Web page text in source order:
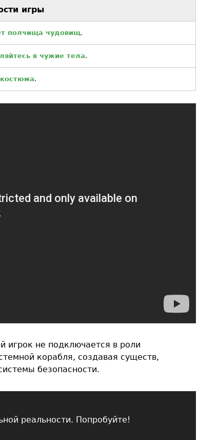
игры
полчища чудовищ.
в чужие тела.
.
игрок не подключается в роли
корабля, создавая существ,
безопасности.
реальности. Попробуйте!